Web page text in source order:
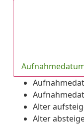
Alter
Alter